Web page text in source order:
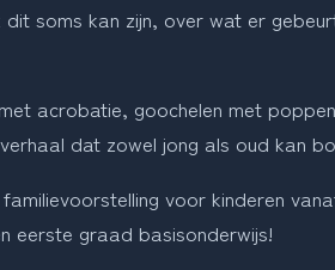
dit soms kan zijn, over wat er
acrobatie, goochelen met
dat zowel jong als oud kan
voor kinderen
eerste graad basisonderwijs!